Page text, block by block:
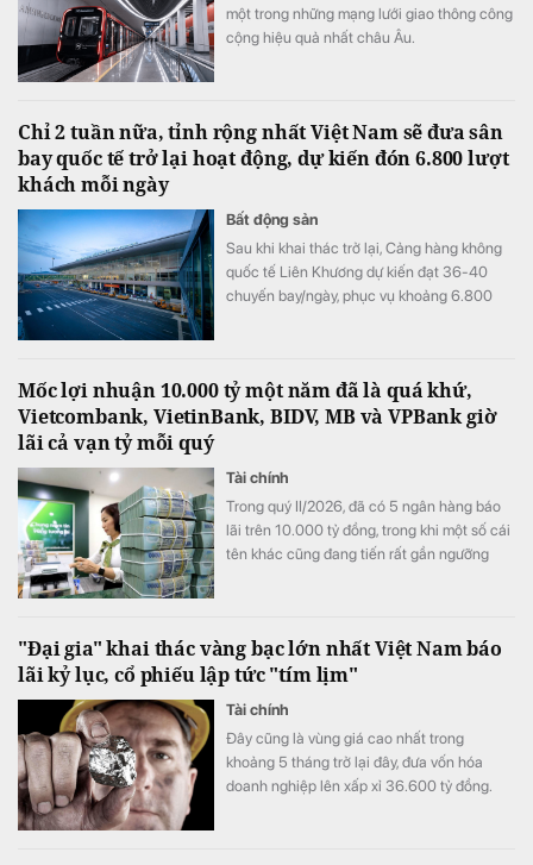
một trong những mạng lưới giao thông công
cộng hiệu quả nhất châu Âu.
Chỉ 2 tuần nữa, tỉnh rộng nhất Việt Nam sẽ đưa sân
bay quốc tế trở lại hoạt động, dự kiến đón 6.800 lượt
khách mỗi ngày
Bất động sản
Sau khi khai thác trở lại, Cảng hàng không
quốc tế Liên Khương dự kiến đạt 36-40
chuyến bay/ngày, phục vụ khoảng 6.800
Mốc lợi nhuận 10.000 tỷ một năm đã là quá khứ,
Vietcombank, VietinBank, BIDV, MB và VPBank giờ
lãi cả vạn tỷ mỗi quý
Tài chính
Trong quý II/2026, đã có 5 ngân hàng báo
lãi trên 10.000 tỷ đồng, trong khi một số cái
tên khác cũng đang tiến rất gần ngưỡng
"Đại gia" khai thác vàng bạc lớn nhất Việt Nam báo
lãi kỷ lục, cổ phiếu lập tức "tím lịm"
Tài chính
Đây cũng là vùng giá cao nhất trong
khoảng 5 tháng trở lại đây, đưa vốn hóa
doanh nghiệp lên xấp xỉ 36.600 tỷ đồng.